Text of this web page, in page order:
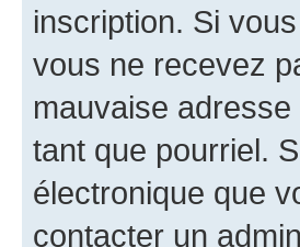
inscription. Si
vous ne recevez
mauvaise
tant que pourriel.
électronique que
contacter un